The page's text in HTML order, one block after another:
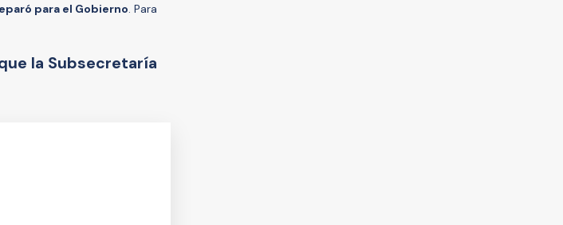
para el Gobierno. Para
la Subsecretaría